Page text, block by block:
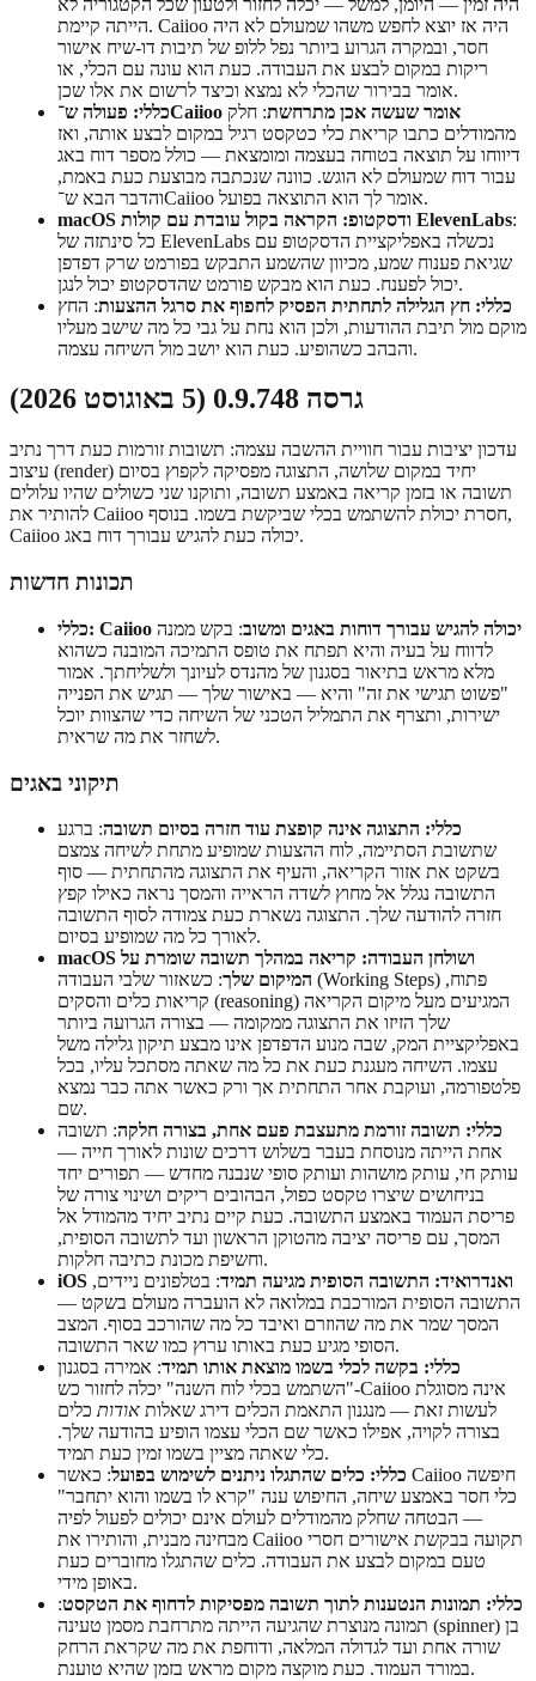
הייתה קיימת. Caiioo היה אז יוצא לחפש משהו שמעולם לא היה
חסר, ובמקרה הגרוע ביותר נפל ללופ של תיבות דו-שיח אישור
ריקות במקום לבצע את העבודה. כעת הוא עונה עם הכלי, או
אומר בבירור שהכלי לא נמצא וכיצד לרשום את אלו שכן.
כללי: פעולה ש־Caiioo אומר שעשה אכן מתרחשת: חלק
מהמודלים כתבו קריאת כלי כטקסט רגיל במקום לבצע אותה, ואז
דיווחו על תוצאה בטוחה בעצמה ומומצאת — כולל מספר דוח באג
עבור דוח שמעולם לא הוגש. כוונה שנכתבה מבוצעת כעת באמת,
והדבר הבא ש־Caiioo אומר לך הוא התוצאה בפועל.
macOS ודסקטופ: הקראה בקול עובדת עם קולות ElevenLabs:
כל סינתזה של ElevenLabs נכשלה באפליקציית הדסקטופ עם
שגיאת פענוח שמע, מכיוון שהשמע התבקש בפורמט שרק דפדפן
יכול לפענח. כעת הוא מבקש פורמט שהדסקטופ יכול לנגן.
כללי: חץ הגלילה לתחתית הפסיק לחפוף את סרגל ההצעות: החץ
מוקם מול תיבת ההודעות, ולכן הוא נחת על גבי כל מה שישב מעליו
והבהב כשהופיע. כעת הוא יושב מול השיחה עצמה.
גרסה 0.9.748 (5 באוגוסט 2026)
עדכון יציבות עבור חוויית ההשבה עצמה: תשובות זורמות כעת דרך נתיב
עיצוב (render) יחיד במקום שלושה, התצוגה מפסיקה לקפוץ בסיום
תשובה או בזמן קריאה באמצע תשובה, ותוקנו שני כשולים שהיו עלולים
להותיר את Caiioo חסרת יכולת להשתמש בכלי שביקשת בשמו. בנוסף,
Caiioo יכולה כעת להגיש עבורך דוח באג.
תכונות חדשות
כללי: Caiioo יכולה להגיש עבורך דוחות באגים ומשוב: בקש ממנה
לדווח על בעיה והיא תפתח את טופס התמיכה המובנה כשהוא
מלא מראש בתיאור בסגנון של מהנדס לעיונך ולשליחתך. אמור
"פשוט תגישי את זה" והיא — באישור שלך — תגיש את הפנייה
ישירות, ותצרף את התמליל הטכני של השיחה כדי שהצוות יוכל
לשחזר את מה שראית.
תיקוני באגים
כללי: התצוגה אינה קופצת עוד חזרה בסיום תשובה: ברגע
שתשובת הסתיימה, לוח ההצעות שמופיע מתחת לשיחה צמצם
בשקט את אזור הקריאה, והעיף את התצוגה מהתחתית — סוף
התשובה נגלל אל מחוץ לשדה הראייה והמסך נראה כאילו קפץ
חזרה להודעה שלך. התצוגה נשארת כעת צמודה לסוף התשובה
לאורך כל מה שמופיע בסיום.
macOS ושולחן העבודה: קריאה במהלך תשובה שומרת על
המיקום שלך: כשאזור שלבי העבודה (Working Steps) פתוח,
קריאות כלים והסקים (reasoning) המגיעים מעל מיקום הקריאה
שלך הזיזו את התצוגה ממקומה — בצורה הגרועה ביותר
באפליקציית המק, שבה מנוע הדפדפן אינו מבצע תיקון גלילה משל
עצמו. השיחה מעגנת כעת את כל מה שאתה מסתכל עליו, בכל
פלטפורמה, ועוקבת אחר התחתית אך ורק כאשר אתה כבר נמצא
שם.
כללי: תשובה זורמת מתעצבת פעם אחת, בצורה חלקה: תשובה
אחת הייתה מנוסחת בעבר בשלוש דרכים שונות לאורך חייה —
עותק חי, עותק מושהות ועותק סופי שנבנה מחדש — תפורים יחד
בניחושים שיצרו טקסט כפול, הבהובים ריקים ושינוי צורה של
פריסת העמוד באמצע התשובה. כעת קיים נתיב יחיד מהמודל אל
המסך, עם פריסה יציבה מהטוקן הראשון ועד לתשובה הסופית,
וחשיפת מכונת כתיבה חלקות.
iOS ואנדרואיד: התשובה הסופית מגיעה תמיד: בטלפונים ניידים,
התשובה הסופית המורכבת במלואה לא הועברה מעולם בשקט —
המסך שמר את מה שהוזרם ואיבד כל מה שהורכב בסוף. המצב
הסופי מגיע כעת באותו ערוץ כמו שאר התשובה.
כללי: בקשה לכלי בשמו מוצאת אותו תמיד: אמירה בסגנון
"השתמש בכלי לוח השנה" יכלה לחזור כש-Caiioo אינה מסוגלת
לעשות זאת — מנגנון התאמת הכלים דירג שאלות אודות כלים
בצורה לקויה, אפילו כאשר שם הכלי עצמו הופיע בהודעה שלך.
כלי שאתה מציין בשמו זמין כעת תמיד.
כללי: כלים שהתגלו ניתנים לשימוש בפועל: כאשר Caiioo חיפשה
כלי חסר באמצע שיחה, החיפוש ענה "קרא לו בשמו והוא יתחבר"
— הבטחה שחלק מהמודלים לעולם אינם יכולים לפעול לפיה
מבחינה מבנית, והותירו את Caiioo תקועה בבקשת אישורים חסרי
טעם במקום לבצע את העבודה. כלים שהתגלו מחוברים כעת
באופן מידי.
כללי: תמונות הנטענות לתוך תשובה מפסיקות לדחוף את הטקסט:
תמונה מנוצרת שהגיעה הייתה מתרחבת מסמן טעינה (spinner) בן
שורה אחת ועד לגדולה המלאה, ודוחפת את מה שקראת הרחק
במורד העמוד. כעת מוקצה מקום מראש בזמן שהיא טוענת.